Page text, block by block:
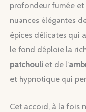
profondeur fumée et
nuances élégantes
épices délicates qui
le fond déploie la
patchouli et de l’
et hypnotique qui
Cet accord, à la fois